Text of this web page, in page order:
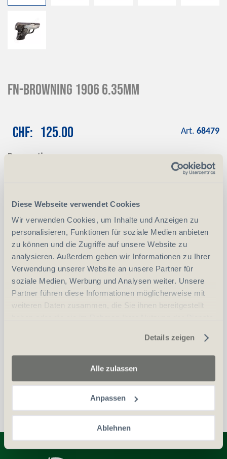
Diese Webseite verwendet Cookies
Wir verwenden Cookies, um Inhalte und Anzeigen zu
personalisieren, Funktionen für soziale Medien anbieten
zu können und die Zugriffe auf unsere Website zu
analysieren. Außerdem geben wir Informationen zu Ihrer
Verwendung unserer Website an unsere Partner für
soziale Medien, Werbung und Analysen weiter. Unsere
Partner führen diese Informationen möglicherweise mit
weiteren Daten zusammen, die Sie ihnen bereitgestellt
Details zeigen
Alle zulassen
Anpassen
Ablehnen
FN-Browning 1906 6.35mm
CHF 125.00
Reservation
Art. 68479
vergleichen
- +
In den Warenkorb
Entdecken Sie weitere Produkte